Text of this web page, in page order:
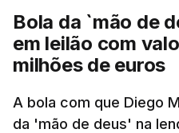
Bola da `mão de
em leilão com
milhões de euros
A bola com que Diego
da 'mão de deus' na